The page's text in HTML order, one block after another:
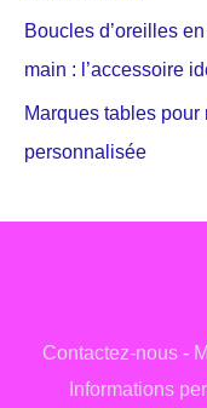
Boucles d’oreilles
main : l’accessoire
Marques tables
personnalisée
Contactez-nous-
Informations